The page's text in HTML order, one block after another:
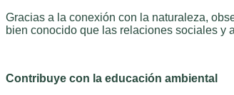
Gracias a la conexión con la naturaleza,
bien conocido que las relaciones sociales y
Contribuye con la educación ambiental